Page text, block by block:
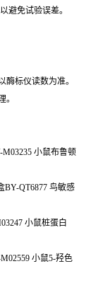
避免试验误差。
标仪读数为准。
。
小鼠布鲁顿
BY-QT6877 鸟敏感
小鼠桩蛋白
小鼠5-羟色